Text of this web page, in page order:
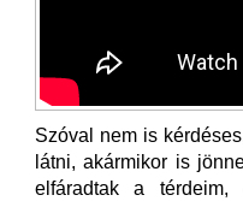
Szóval nem is
látni, akármikor is
elfáradtak a